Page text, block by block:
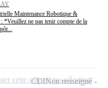
Maintenance Robotique &
ne pas tenir compte de la
CDINon renseigné
cette offre à ma sélection